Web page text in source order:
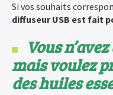
Si vos souhaits
diffuseur USB est fait
Vous
mais voulez
des huiles